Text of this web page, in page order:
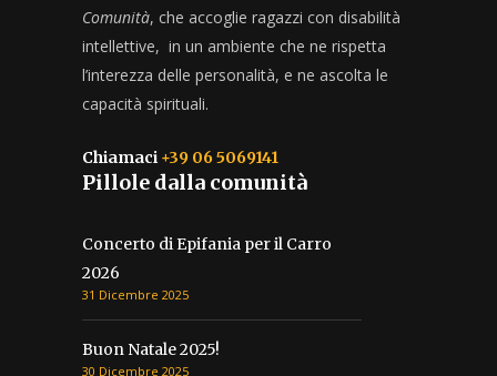
Comunità, che accoglie ragazzi con disabilità
intellettive, in un ambiente che ne rispetta
l’interezza delle personalità, e ne ascolta le
capacità spirituali.
Chiamaci +39 06 5069141
Pillole dalla comunità
Concerto di Epifania per il Carro
2026
31 Dicembre 2025
Buon Natale 2025!
30 Dicembre 2025